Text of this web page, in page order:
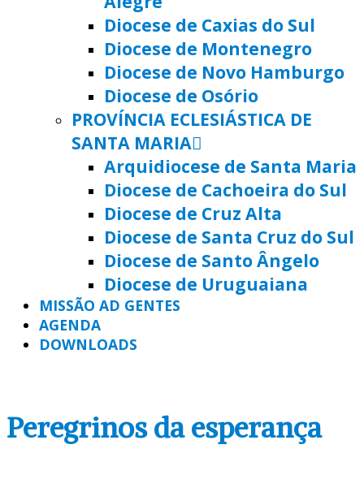
Diocese de Caxias do Sul
Diocese de Montenegro
Diocese de Novo Hamburgo
Diocese de Osório
PROVÍNCIA ECLESIÁSTICA DE
SANTA MARIA
Arquidiocese de Santa Maria
Diocese de Cachoeira do Sul
Diocese de Cruz Alta
Diocese de Santa Cruz do Sul
Diocese de Santo Ângelo
Diocese de Uruguaiana
MISSÃO AD GENTES
AGENDA
DOWNLOADS
Peregrinos da esperança